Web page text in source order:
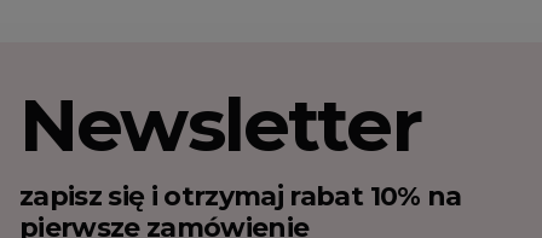
Newsletter
zapisz się i otrzymaj rabat 10% na
pierwsze zamówienie